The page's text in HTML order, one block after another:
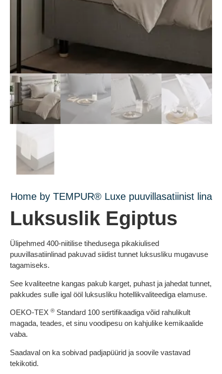
Home by TEMPUR® Luxe puuvillasatiinist lina
Luksuslik Egiptus
Ülipehmed 400-niitilise tihedusega pikakiulised
puuvillasatiinlinad pakuvad siidist tunnet luksusliku mugavuse
tagamiseks.
See kvaliteetne kangas pakub karget, puhast ja jahedat tunnet,
pakkudes sulle igal ööl luksusliku hotellikvaliteediga elamuse.
OEKO-TEX ® Standard 100 sertifikaadiga võid rahulikult
magada, teades, et sinu voodipesu on kahjulike kemikaalide
vaba.
Saadaval on ka sobivad padjapüürid ja soovile vastavad
tekikotid.